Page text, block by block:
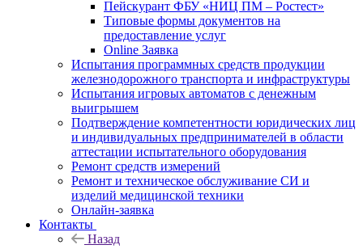
Пейскурант ФБУ «НИЦ ПМ – Ростест»
Типовые формы документов на
предоставление услуг
Online Заявка
Испытания программных средств продукции
железнодорожного транспорта и инфраструктуры
Испытания игровых автоматов с денежным
выигрышем
Подтверждение компетентности юридических лиц
и индивидуальных предпринимателей в области
аттестации испытательного оборудования
Ремонт средств измерений
Ремонт и техническое обслуживание СИ и
изделий медицинской техники
Онлайн-заявка
Контакты
Назад